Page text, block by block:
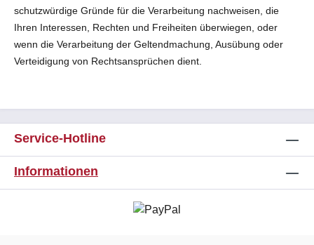
schutzwürdige Gründe für die Verarbeitung nachweisen, die
Ihren Interessen, Rechten und Freiheiten überwiegen, oder
wenn die Verarbeitung der Geltendmachung, Ausübung oder
Verteidigung von Rechtsansprüchen dient.
Service-Hotline
Informationen